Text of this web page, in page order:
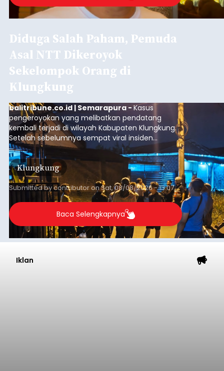
Diduga Salah Paham, Pemuda
Asal NTT Dikeroyok
Sekelompok Orang di
Klungkung
balitribune.co.id | Semarapura -Kasus
pengeroyokan yang melibatkan pendatang
kembali terjadi di wilayah Kabupaten Klungkung.
Setelah sebelumnya sempat viral insiden
keributan di barat Pasar Galiran, peristiwa serupa
kini menimpa seorang pemuda asal Kabupaten
Sumba Barat Daya (SBD), Nusa Tenggara Timur
(NTT).
Klungkung
Submitted bycontributoronSat, 08/08/2026 - 13:07
Baca Selengkapnya
Iklan